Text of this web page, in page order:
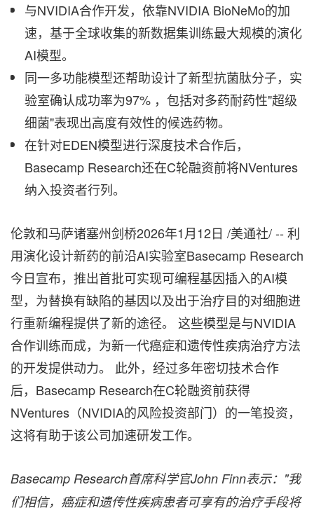
与NVIDIA合作开发，依靠NVIDIA BioNeMo的加
速，基于全球收集的新数据集训练最大规模的演化
AI模型。
同一多功能模型还帮助设计了新型抗菌肽分子，实
验室确认成功率为97% ，包括对多药耐药性"超级
细菌"表现出高度有效性的候选药物。
在针对EDEN模型进行深度技术合作后，
Basecamp Research还在C轮融资前将NVentures
纳入投资者行列。
伦敦和马萨诸塞州剑桥2026年1月12日 /美通社/ -- 利
用演化设计新药的前沿AI实验室Basecamp Research
今日宣布，推出首批可实现可编程基因插入的AI模
型，为替换有缺陷的基因以及出于治疗目的对细胞进
行重新编程提供了新的途径。 这些模型是与NVIDIA
合作训练而成，为新一代癌症和遗传性疾病治疗方法
的开发提供动力。 此外，经过多年密切技术合作
后，Basecamp Research在C轮融资前获得
NVentures（NVIDIA的风险投资部门）的一笔投资，
这将有助于该公司加速研发工作。
Basecamp Research首席科学官John Finn表示："我
们相信，癌症和遗传性疾病患者可享有的治疗手段将